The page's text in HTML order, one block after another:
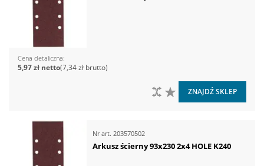
Cena detaliczna
7,34 zł
5,97 zł
DO LISTY ŻYCZEŃ
DO PORÓWNANIA
ZNAJDŹ SKLEP
Nr art. 203570502
Arkusz ścierny 93x230 2x4 HOLE K240